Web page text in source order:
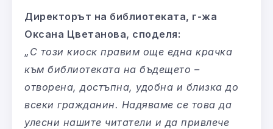
Директорът на библиотеката, г-жа
Оксана Цветанова, споделя:
„С този киоск правим още една крачка
към библиотеката на бъдещето –
отворена, достъпна, удобна и близка до
всеки гражданин. Надяваме се това да
улесни нашите читатели и да привлече